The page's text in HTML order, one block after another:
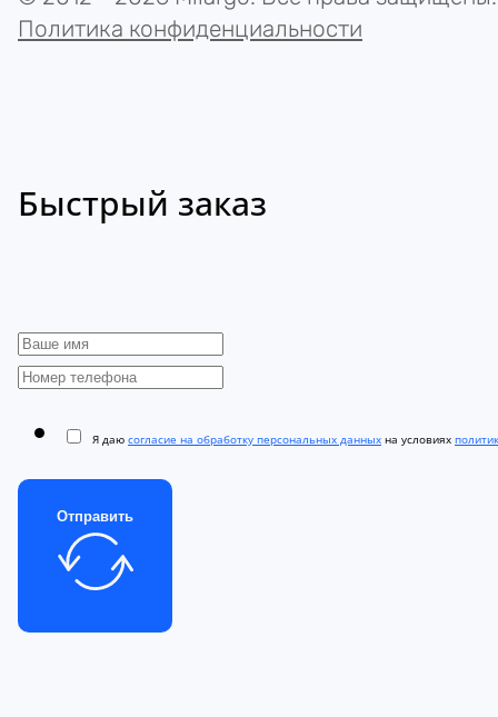
Политика конфиденциальности
Быстрый заказ
Я даю согласие на обработку персональных данных на условиях
Отправить